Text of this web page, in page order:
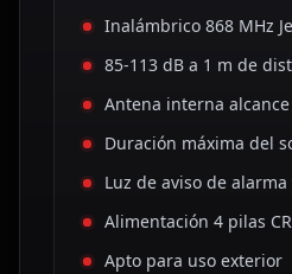
Inalámbrico 868 MHz
85-113 dB a 1 m de
Antena interna
Duración máxima del
Luz de aviso de
Alimentación 4 pilas
Apto para uso exterior